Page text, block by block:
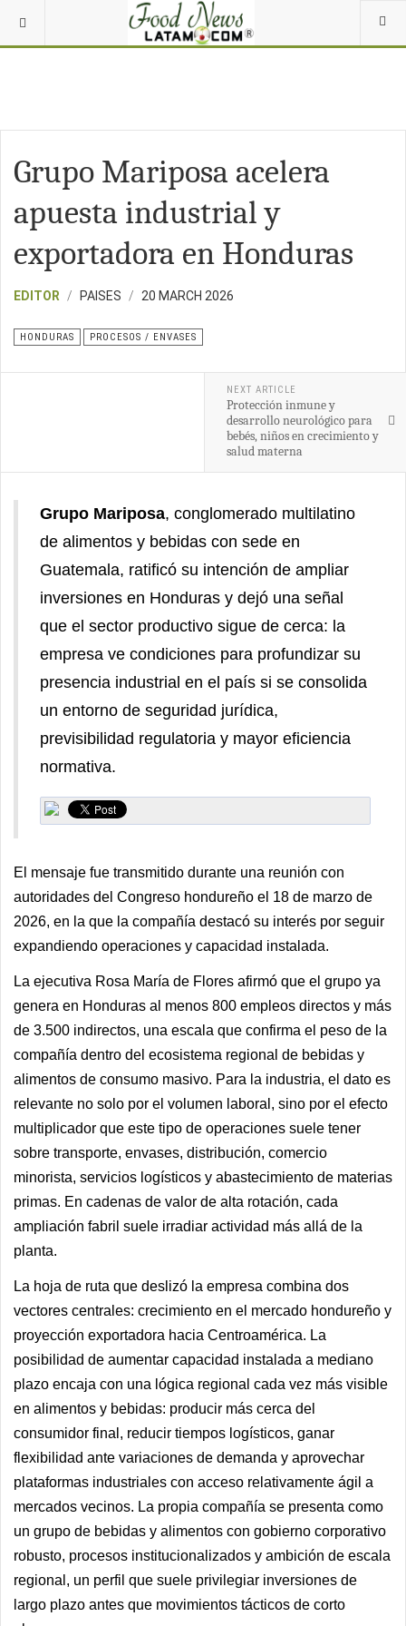
Grupo Mariposa acelera
apuesta industrial y
exportadora en Honduras
EDITOR PAISES 20 MARCH 2026
HONDURAS PROCESOS / ENVASES
NEXT ARTICLE
Protección inmune y
desarrollo neurológico para
bebés, niños en crecimiento y
salud materna
Grupo Mariposa, conglomerado multilatino
de alimentos y bebidas con sede en
Guatemala, ratificó su intención de ampliar
inversiones en Honduras y dejó una señal
que el sector productivo sigue de cerca: la
empresa ve condiciones para profundizar su
presencia industrial en el país si se consolida
un entorno de seguridad jurídica,
previsibilidad regulatoria y mayor eficiencia
normativa.
El mensaje fue transmitido durante una reunión con
autoridades del Congreso hondureño el 18 de marzo de
2026, en la que la compañía destacó su interés por seguir
expandiendo operaciones y capacidad instalada.
La ejecutiva Rosa María de Flores afirmó que el grupo ya
genera en Honduras al menos 800 empleos directos y más
de 3.500 indirectos, una escala que confirma el peso de la
compañía dentro del ecosistema regional de bebidas y
alimentos de consumo masivo. Para la industria, el dato es
relevante no solo por el volumen laboral, sino por el efecto
multiplicador que este tipo de operaciones suele tener
sobre transporte, envases, distribución, comercio
minorista, servicios logísticos y abastecimiento de materias
primas. En cadenas de valor de alta rotación, cada
ampliación fabril suele irradiar actividad más allá de la
planta.
La hoja de ruta que deslizó la empresa combina dos
vectores centrales: crecimiento en el mercado hondureño y
proyección exportadora hacia Centroamérica. La
posibilidad de aumentar capacidad instalada a mediano
plazo encaja con una lógica regional cada vez más visible
en alimentos y bebidas: producir más cerca del
consumidor final, reducir tiempos logísticos, ganar
flexibilidad ante variaciones de demanda y aprovechar
plataformas industriales con acceso relativamente ágil a
mercados vecinos. La propia compañía se presenta como
un grupo de bebidas y alimentos con gobierno corporativo
robusto, procesos institucionalizados y ambición de escala
regional, un perfil que suele privilegiar inversiones de
largo plazo antes que movimientos tácticos de corto